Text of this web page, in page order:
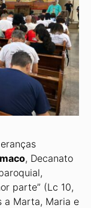
, Decanato
parte” (Lc 10,
a Marta, Maria e